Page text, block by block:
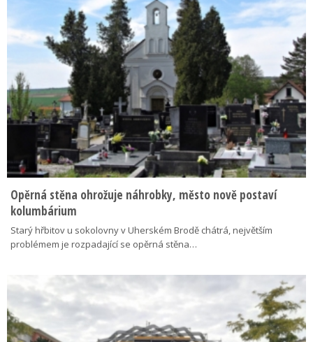
Opěrná stěna ohrožuje náhrobky, město nově postaví
kolumbárium
Starý hřbitov u sokolovny v Uherském Brodě chátrá, největším
problémem je rozpadající se opěrná stěna…